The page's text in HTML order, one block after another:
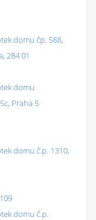
domu čp. 588,
284 01
domu
Praha 5
domu č.p. 1310,
domu č.p.